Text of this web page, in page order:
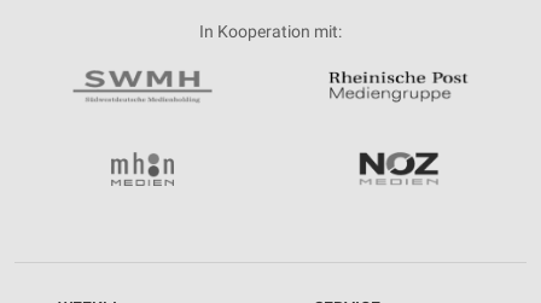
In Kooperation mit: